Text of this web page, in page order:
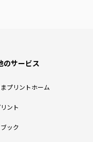
のサービス
プリントホーム
ント
ック